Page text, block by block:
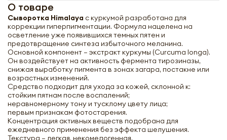
О товаре
Сыворотка Himalaya с куркумой разработана для
коррекции гиперпигментации. Формула нацелена на
осветление уже появившихся темных пятен и
предотвращение синтеза избыточного меланина.
Основной компонент — экстракт куркумы (Curcuma longa).
Он воздействует на активность фермента тирозиназы,
снижая выработку пигмента в зонах загара, постакне или
возрастных изменений.
Средство подходит для ухода за кожей, склонной к:
стойким пятнам после воспалений;
неравномерному тону и тусклому цвету лица;
первым признакам фотостарения.
Концентрация активных веществ подобрана для
ежедневного применения без эффекта шелушения.
Текстура — легкая, некомедогенная.